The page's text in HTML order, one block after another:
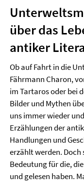
über das
antiker
Ob auf Fahrt in die
Fährmann Charon,
im Tartaros oder bei
Bilder und Mythen
uns immer wieder
Erzählungen der
Handlungen und
erzählt werden.
Bedeutung für die,
und gelesen haben.